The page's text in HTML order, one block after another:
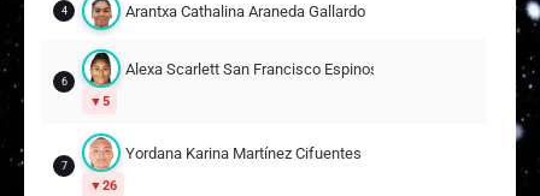
4 Arantxa Cathalina Araneda Gallardo
6
Alexa Scarlett San Francisco Espinosa
5
7
Yordana Karina Martínez Cifuentes
26